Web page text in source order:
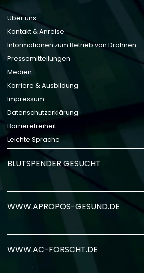
Über uns
Kontakt & Anreise
Informationen zum Betrieb von Drohnen
Pressemitteilungen
Medien
Karriere & Ausbildung
Impressum
Datenschutzerklärung
Barrierefreiheit
Leichte Sprache
BLUTSPENDER GESUCHT
WWW.APROPOS-GESUND.DE
WWW.AC-FORSCHT.DE